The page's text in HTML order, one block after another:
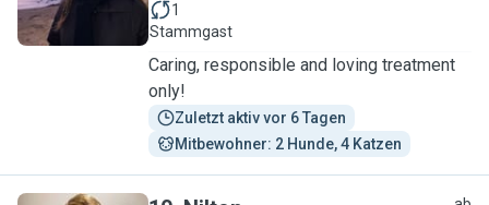
1
Stammgast
Caring, responsible and loving treatment
only!
Zuletzt aktiv vor 6 Tagen
Mitbewohner: 2 Hunde, 4 Katzen